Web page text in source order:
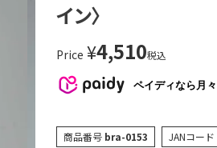
イン〉
Price ¥4,510税込
ペイディなら月々
商品番号 bra-0153 JANコード